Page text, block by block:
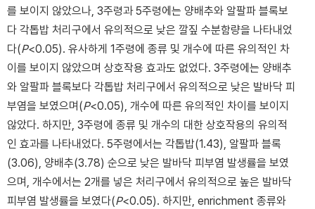
를 보이지 않았으나, 3주령과 5주령에는 양배추와 알팔파 블록보
다 각톱밥 처리구에서 유의적으로 낮은 깔짚 수분함량을 나타내었
다(P<0.05). 유사하게 1주령에 종류 및 개수에 따른 유의적인 차
이를 보이지 않았으며 상호작용 효과도 없었다. 3주령에는 양배추
와 알팔파 블록보다 각톱밥 처리구에서 유의적으로 낮은 발바닥 피
부염을 보였으며(P<0.05), 개수에 따른 유의적인 차이를 보이지
않았다. 하지만, 3주령에 종류 및 개수의 대한 상호작용의 유의적
인 효과를 나타내었다. 5주령에서는 각톱밥(1.43), 알팔파 블록
(3.06), 양배추(3.78) 순으로 낮은 발바닥 피부염 발생률을 보였
으며, 개수에서는 2개를 넣은 처리구에서 유의적으로 높은 발바닥
피부염 발생률을 보였다(P<0.05). 하지만, enrichment 종류와